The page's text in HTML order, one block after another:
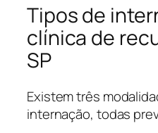
Tipos de
clínica de
SP
Existem três
internação, todas